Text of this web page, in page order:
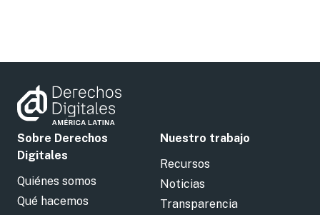
Sobre Derechos
Digitales
Quiénes somos
Qué hacemos
Nuestro trabajo
Recursos
Noticias
Transparencia